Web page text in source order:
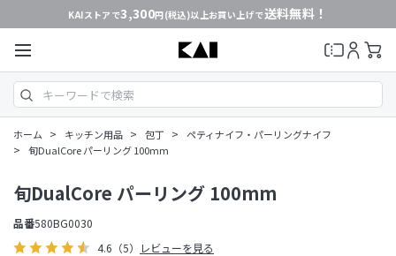
KAIストアで3,300円(税込)以上お買い上げで送料無料！
ホーム > キッチン用品 > 包丁 > ペティナイフ・パーリングナイフ
> 旬DualCore パーリング 100mm
4.6 （5） レビューを見る
旬DualCore パーリング 100mm
品番580BG0030